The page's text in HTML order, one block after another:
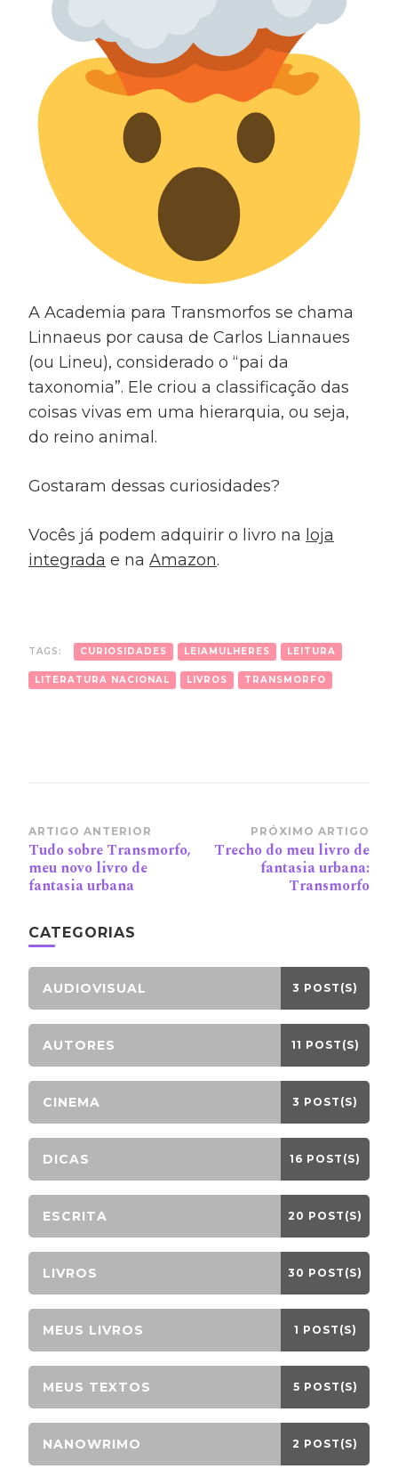
A Academia para Transmorfos se chama
Linnaeus por causa de Carlos Liannaues
(ou Lineu), considerado o “pai da
taxonomia”. Ele criou a classificação das
coisas vivas em uma hierarquia, ou seja,
do reino animal.
Gostaram dessas curiosidades?
Vocês já podem adquirir o livro na loja
integrada e na Amazon.
TAGS: CURIOSIDADES LEIAMULHERES LEITURA
LITERATURA NACIONAL LIVROS TRANSMORFO
Navegação
de
post
ARTIGO ANTERIOR
Tudo sobre Transmorfo,
meu novo livro de
fantasia urbana
PRÓXIMO ARTIGO
Trecho do meu livro de
fantasia urbana:
Transmorfo
CATEGORIAS
AUDIOVISUAL 3 POST(S)
AUTORES 11 POST(S)
CINEMA 3 POST(S)
DICAS 16 POST(S)
ESCRITA 20 POST(S)
LIVROS 30 POST(S)
MEUS LIVROS 1 POST(S)
MEUS TEXTOS 5 POST(S)
NANOWRIMO 2 POST(S)